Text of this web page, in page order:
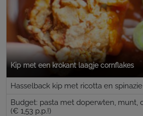
Kip met een krokant laagje cornflakes
Hasselback kip met ricotta en spinazie
Budget: pasta met doperwten, munt,
(€ 1,53 p.p.!)